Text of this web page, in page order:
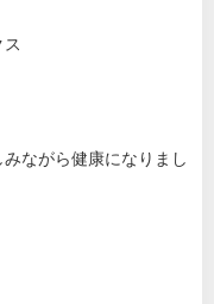
ながら健康になりまし